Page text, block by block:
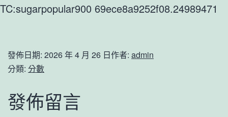
TC:sugarpopular900 69ece8a9252f08.24989471
發佈日期: 2026 年 4 月 26 日作者: admin
分類: 分數
發佈留言